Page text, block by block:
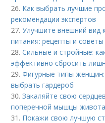
26. Как выбрать лучшие
рекомендации экспертов
27.Улучшите внешний вид
питания: рецепты и советы
28.Сильные и стройные:
эффективно сбросить
29.Фигурные типы женщин:
выбрать гардероб
30.Закаляйте свою
поперечной мышцы живота
31. Покажи свою лучшую